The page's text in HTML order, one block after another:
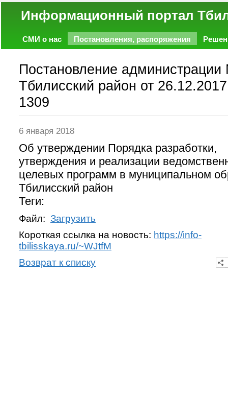
Информационный
СМИ о нас Постановления, распоряжения
Постановление
Тбилисский район от
1309
6 января 2018
Об утверждении Порядка разработки,
утверждения и реализации
целевых программ в муниципальном
Тбилисский район
Теги:
Файл: Загрузить
Короткая ссылка на новость: https://info-
tbilisskaya.ru/~WJtfM
Возврат к списку